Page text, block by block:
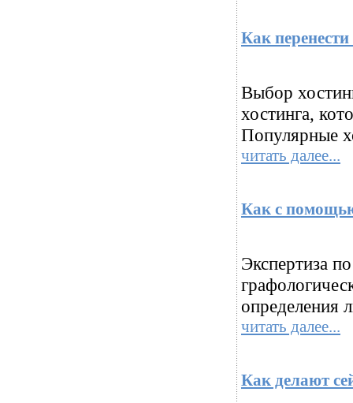
Как перенести
Выбор
хостинга,
Популярные
читать далее...
Как с
Экспертиза
определения
читать далее...
Как делают